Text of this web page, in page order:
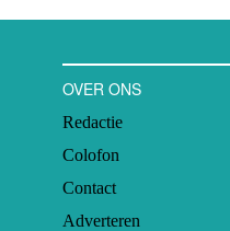
OVER ONS
Redactie
Colofon
Contact
Adverteren